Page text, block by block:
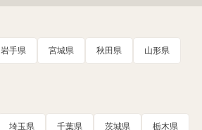
岩手県 宮城県 秋田県 山形県
埼玉県 千葉県 茨城県 栃木県